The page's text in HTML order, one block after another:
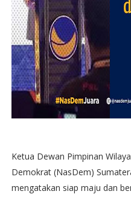
Ketua Dewan Pimpinan
Demokrat (NasDem)
mengatakan siap maju dan